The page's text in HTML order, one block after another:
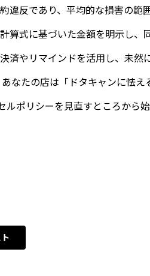
違反であり、平均的な損害の範
計算式に基づいた金額を明示し、
済やリマインドを活用し、未然
なたの店は「ドタキャンに怯
ルポリシーを見直すところか